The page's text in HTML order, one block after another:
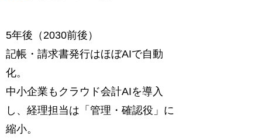
5年後（2030前後）
記帳・請求書発行はほぼAIで自動
化。
中小企業もクラウド会計AIを導入
し、経理担当は「管理・確認役」に
縮小。